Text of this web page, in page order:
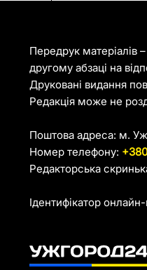
Передрук матеріалів
другому абзаці на
Друковані видання
Редакція може не
Поштова адреса: м.
Номер телефону:
Редакторська
Ідентифікатор